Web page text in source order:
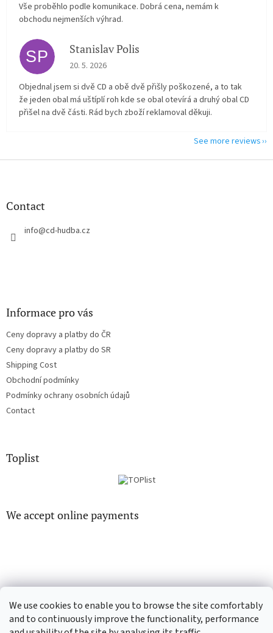
We use cookies to enable you to browse the site comfortably
and to continuously improve the functionality, performance
Vše proběhlo podle komunikace. Dobrá cena, nemám k
obchodu nejmenších výhrad.
SP Stanislav Polis
The store rating is 2 out of 5 stars.
20. 5. 2026
Objednal jsem si dvě CD a obě dvě přišly poškozené, a to tak
že jeden obal má uštíplí roh kde se obal otevírá a druhý obal CD
přišel na dvě části. Rád bych zboží reklamoval děkuji.
See more reviews
F
Contact
info@cd-hudba.cz
Informace pro vás
Ceny dopravy a platby do ČR
Ceny dopravy a platby do SR
Shipping Cost
Obchodní podmínky
Podmínky ochrany osobních údajů
Contact
Toplist
We accept online payments